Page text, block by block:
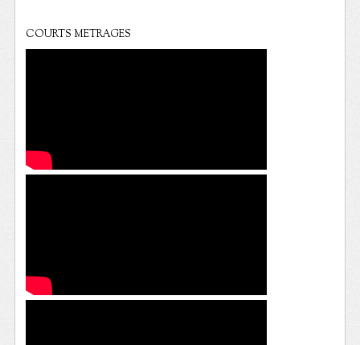
COURTS METRAGES